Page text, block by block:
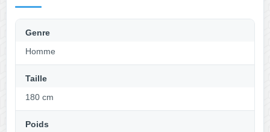
Genre
Homme
Taille
180 cm
Poids